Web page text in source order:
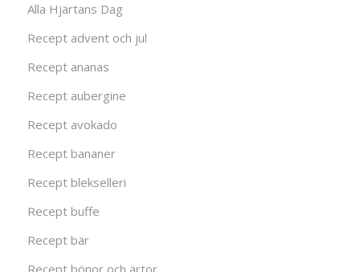
Alla Hjärtans Dag
Recept advent och jul
Recept ananas
Recept aubergine
Recept avokado
Recept bananer
Recept blekselleri
Recept buffe
Recept bär